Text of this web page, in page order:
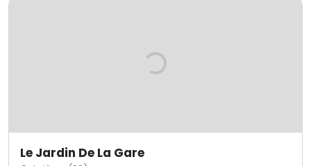
Le Jardin De La Gare